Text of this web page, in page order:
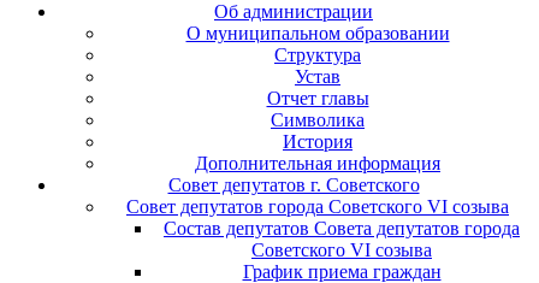
Об администрации
О муниципальном образовании
Структура
Устав
Отчет главы
Символика
История
Дополнительная информация
Совет депутатов г. Советского
Совет депутатов города Советского VI созыва
Состав депутатов Совета депутатов города
Советского VI созыва
График приема граждан